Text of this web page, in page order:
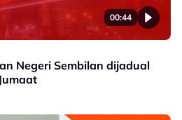
00:44
Negeri Sembilan dijadual